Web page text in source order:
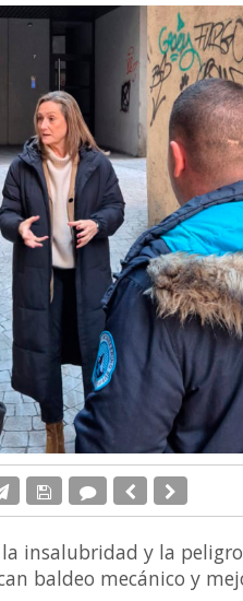
la insalubridad y la
baldeo mecánico y